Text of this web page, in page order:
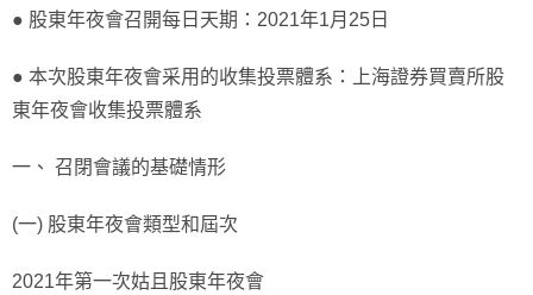
● 股東年夜會召開每日天期：2021年1月25日
● 本次股東年夜會采用的收集投票體系：上海證券買賣所股
東年夜會收集投票體系
一、 召閉會議的基礎情形
(一) 股東年夜會類型和屆次
2021年第一次姑且股東年夜會